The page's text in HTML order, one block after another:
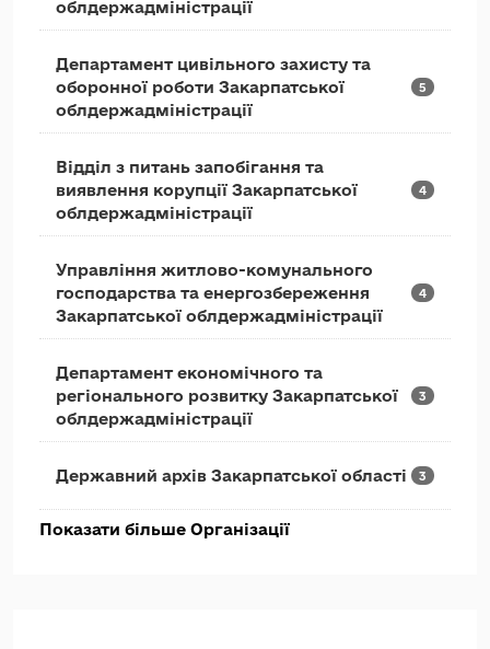
облдержадміністрації
Департамент цивільного захисту та
оборонної роботи Закарпатської
облдержадміністрації
5
Відділ з питань запобігання та
виявлення корупції Закарпатської
облдержадміністрації
4
Управління житлово-комунального
господарства та енергозбереження
Закарпатської облдержадміністрації
4
Департамент економічного та
регіонального розвитку Закарпатської
облдержадміністрації
3
Державний архів Закарпатської області 3
Показати більше Організації